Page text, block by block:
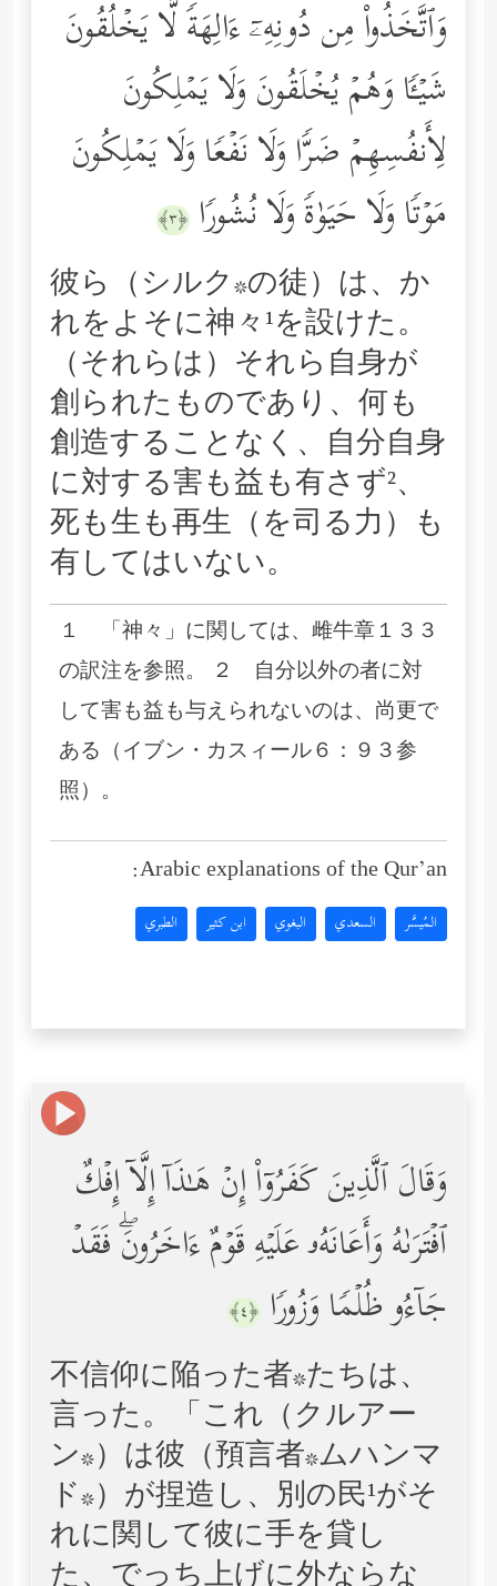
وَٱتَّخَذُواْ مِن دُونِهِۦۤ ءَالِهَةࣰ لَّا یَخۡلُقُونَ
شَیۡـࣰٔا وَهُمۡ یُخۡلَقُونَ وَلَا یَمۡلِكُونَ
لِأَنفُسِهِمۡ ضَرࣰّا وَلَا نَفۡعࣰا وَلَا یَمۡلِكُونَ
مَوۡتࣰا وَلَا حَیَوٰةࣰ وَلَا نُشُورࣰا ﴿٣﴾
彼ら（シルク*の徒）は、か
れをよそに神々¹を設けた。
（それらは）それら自身が
創られたものであり、何も
創造することなく、自分自身
に対する害も益も有さず²、
死も生も再生（を司る力）も
有してはいない。
１ 「神々」に関しては、雌牛章１３３
の訳注を参照。 ２ 自分以外の者に対
して害も益も与えられないのは、尚更で
ある（イブン・カスィール６：９３参
照）。
Arabic explanations of the Qur’an:
المُيسَّر السعدي البغوي ابن كثير الطبري
وَقَالَ ٱلَّذِینَ كَفَرُوۤاْ إِنۡ هَـٰذَاۤ إِلَّاۤ إِفۡكٌ
ٱفۡتَرَىٰهُ وَأَعَانَهُۥ عَلَیۡهِ قَوۡمٌ ءَاخَرُونَۖ فَقَدۡ
جَاۤءُو ظُلۡمࣰا وَزُورࣰا ﴿٤﴾
不信仰に陥った者*たちは、
言った。「これ（クルアー
ン*）は彼（預言者*ムハンマ
ド*）が捏造し、別の民¹がそ
れに関して彼に手を貸し